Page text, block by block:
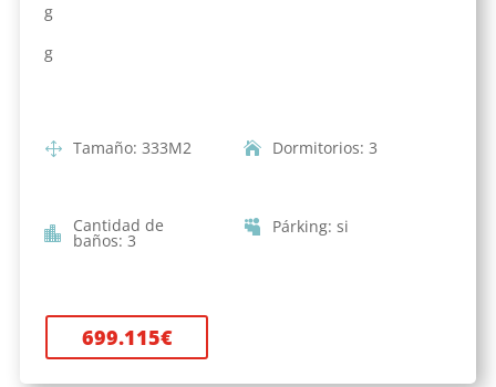
g
g
Tamaño: 333M2 Dormitorios: 3
Cantidad de
baños: 3
Párking: si
699.115€